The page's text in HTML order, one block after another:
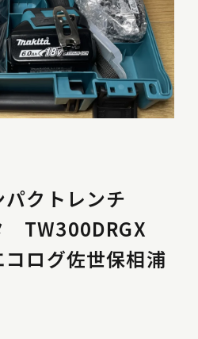
クトレンチ
TW300DRGX
ログ佐世保相浦